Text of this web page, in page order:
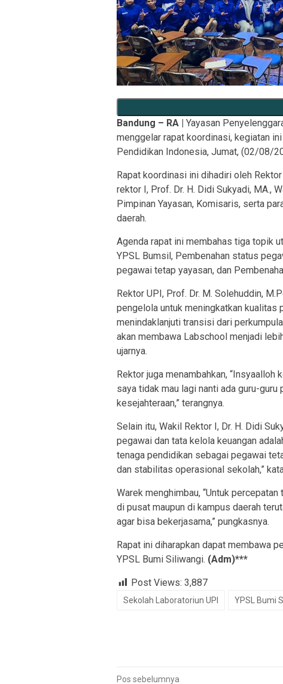
Bandung – RA | Yayasan
menggelar rapat koordinasi, kegiatan
Pendidikan Indonesia, Jumat, (02/08/
Rapat koordinasi ini dihadiri oleh
rektor I, Prof. Dr. H. Didi Sukyadi, MA.,
Pimpinan Yayasan, Komisaris, serta
daerah.
Agenda rapat ini membahas tiga topik
YPSL Bumsil, Pembenahan status
pegawai tetap yayasan, dan
Rektor UPI, Prof. Dr. M. Solehuddin,
pengelola untuk meningkatkan kualitas
menindaklanjuti transisi dari
akan membawa Labschool menjadi
ujarnya.
Rektor juga menambahkan,
saya tidak mau lagi nanti ada guru-
kesejahteraan,” terangnya.
Selain itu, Wakil Rektor I, Dr. H. Didi
pegawai dan tata kelola keuangan
tenaga pendidikan sebagai pegawai
dan stabilitas operasional sekolah,”
Warek menghimbau, “Untuk
di pusat maupun di kampus daerah
agar bisa bekerjasama,” pungkasnya.
Rapat ini diharapkan dapat membawa
YPSL Bumi Siliwangi. (Adm)***
Post Views: 3,887
Sekolah Laboratoriun UPI YPSL Bumi
Pos sebelumnya